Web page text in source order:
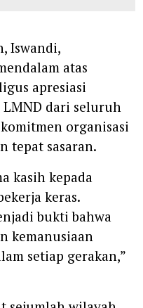
Iswandi,
atas
apresiasi
dari seluruh
organisasi
tepat sasaran.
kasih kepada
keras.
bukti bahwa
kemanusiaan
setiap gerakan,”